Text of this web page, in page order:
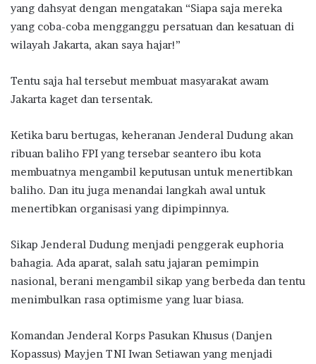
yang dahsyat dengan mengatakan “Siapa saja mereka
yang coba-coba mengganggu persatuan dan kesatuan di
wilayah Jakarta, akan saya hajar!”
Tentu saja hal tersebut membuat masyarakat awam
Jakarta kaget dan tersentak.
Ketika baru bertugas, keheranan Jenderal Dudung akan
ribuan baliho FPI yang tersebar seantero ibu kota
membuatnya mengambil keputusan untuk menertibkan
baliho. Dan itu juga menandai langkah awal untuk
menertibkan organisasi yang dipimpinnya.
Sikap Jenderal Dudung menjadi penggerak euphoria
bahagia. Ada aparat, salah satu jajaran pemimpin
nasional, berani mengambil sikap yang berbeda dan tentu
menimbulkan rasa optimisme yang luar biasa.
Komandan Jenderal Korps Pasukan Khusus (Danjen
Kopassus) Mayjen TNI Iwan Setiawan yang menjadi